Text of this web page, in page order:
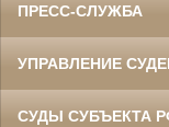
ПРЕСС-СЛУЖБА
УПРАВЛЕНИЕ
СУДЫ СУБЪЕКТА